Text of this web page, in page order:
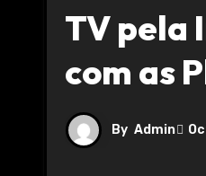
TV pela
com as
By Admin